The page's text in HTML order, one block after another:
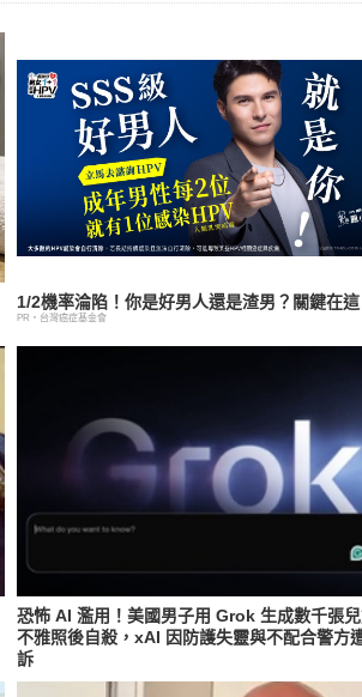
1/2機率淪陷！你是好男人還是渣男？關鍵在這
PR・台灣癌症基金會
恐怖 AI 濫用！美國男子用 Grok 生成數千張
不雅照後自殺，xAI 因防護失靈與不配合警方
訴